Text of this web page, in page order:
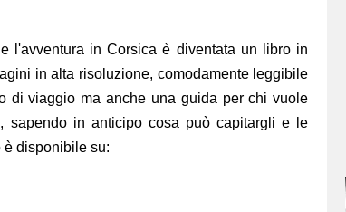
l'avventura in Corsica è diventata un libro in
in alta risoluzione, comodamente leggibile
di viaggio ma anche una guida per chi vuole
sapendo in anticipo cosa può capitargli e le
è disponibile su: